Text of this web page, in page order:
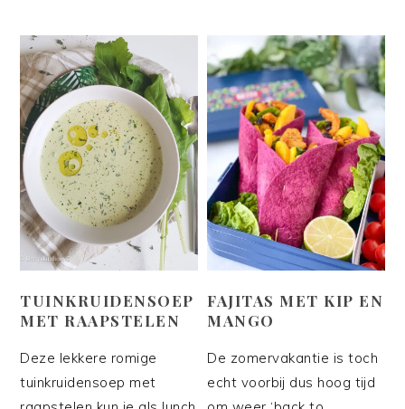
TUINKRUIDENSOEP
MET RAAPSTELEN
Deze lekkere romige
tuinkruidensoep met
FAJITAS MET KIP EN
MANGO
De zomervakantie is toch
echt voorbij dus hoog tijd